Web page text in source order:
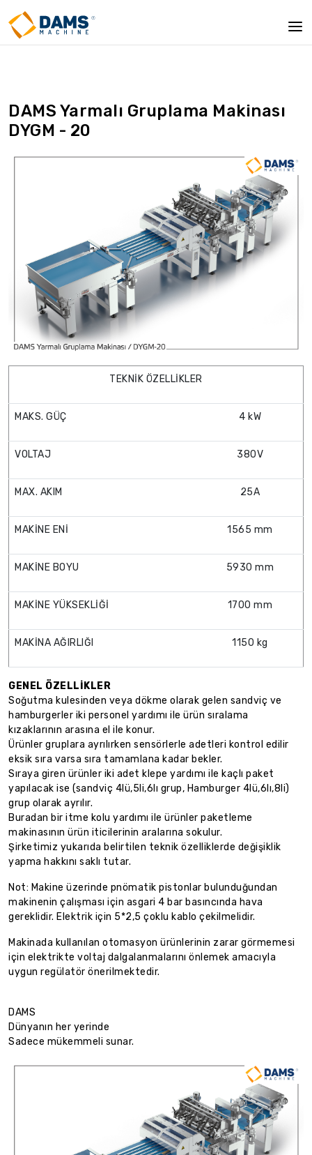
DAMS Yarmalı Gruplama Makinası
DYGM - 20
TEKNİK ÖZELLİKLER
MAKS. GÜÇ 4 kW
VOLTAJ 380V
MAX. AKIM 25A
MAKİNE ENİ 1565 mm
MAKİNE BOYU 5930 mm
MAKİNE YÜKSEKLİĞİ 1700 mm
MAKİNA AĞIRLIĞI 1150 kg
GENEL ÖZELLİKLER
Soğutma kulesinden veya dökme olarak gelen sandviç ve
hamburgerler iki personel yardımı ile ürün sıralama
kızaklarının arasına el ile konur.
Ürünler gruplara ayrılırken sensörlerle adetleri kontrol edilir
eksik sıra varsa sıra tamamlana kadar bekler.
Sıraya giren ürünler iki adet klepe yardımı ile kaçlı paket
yapılacak ise (sandviç 4lü,5li,6lı grup, Hamburger 4lü,6lı,8li)
grup olarak ayrılır.
Buradan bir itme kolu yardımı ile ürünler paketleme
makinasının ürün iticilerinin aralarına sokulur.
Şirketimiz yukarıda belirtilen teknik özelliklerde değişiklik
yapma hakkını saklı tutar.
Not: Makine üzerinde pnömatik pistonlar bulunduğundan
makinenin çalışması için asgari 4 bar basıncında hava
gereklidir. Elektrik için 5*2,5 çoklu kablo çekilmelidir.
Makinada kullanılan otomasyon ürünlerinin zarar görmemesi
için elektrikte voltaj dalgalanmalarını önlemek amacıyla
uygun regülatör önerilmektedir.
DAMS
Dünyanın her yerinde
Sadece mükemmeli sunar.